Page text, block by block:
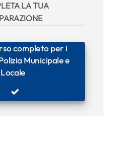
LA TUA
completo per i
Municipale e
Locale